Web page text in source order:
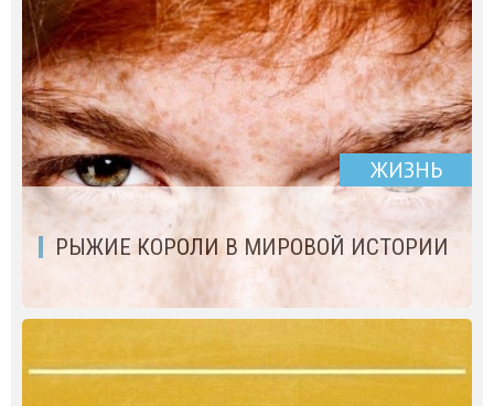
ЖИЗНЬ
РЫЖИЕ КОРОЛИ В МИРОВОЙ ИСТОРИИ